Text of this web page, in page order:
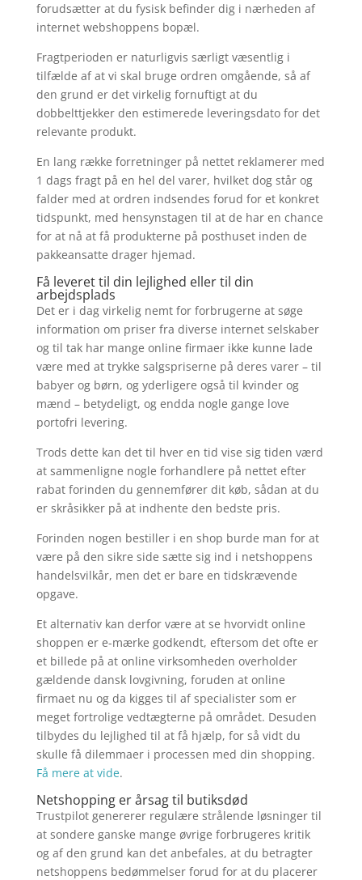
forudsætter at du fysisk befinder dig i nærheden af
internet webshoppens bopæl.
Fragtperioden er naturligvis særligt væsentlig i
tilfælde af at vi skal bruge ordren omgående, så af
den grund er det virkelig fornuftigt at du
dobbelttjekker den estimerede leveringsdato for det
relevante produkt.
En lang række forretninger på nettet reklamerer med
1 dags fragt på en hel del varer, hvilket dog står og
falder med at ordren indsendes forud for et konkret
tidspunkt, med hensynstagen til at de har en chance
for at nå at få produkterne på posthuset inden de
pakkeansatte drager hjemad.
Få leveret til din lejlighed eller til din
arbejdsplads
Det er i dag virkelig nemt for forbrugerne at søge
information om priser fra diverse internet selskaber
og til tak har mange online firmaer ikke kunne lade
være med at trykke salgspriserne på deres varer – til
babyer og børn, og yderligere også til kvinder og
mænd – betydeligt, og endda nogle gange love
portofri levering.
Trods dette kan det til hver en tid vise sig tiden værd
at sammenligne nogle forhandlere på nettet efter
rabat forinden du gennemfører dit køb, sådan at du
er skråsikker på at indhente den bedste pris.
Forinden nogen bestiller i en shop burde man for at
være på den sikre side sætte sig ind i netshoppens
handelsvilkår, men det er bare en tidskrævende
opgave.
Et alternativ kan derfor være at se hvorvidt online
shoppen er e-mærke godkendt, eftersom det ofte er
et billede på at online virksomheden overholder
gældende dansk lovgivning, foruden at online
firmaet nu og da kigges til af specialister som er
meget fortrolige vedtægterne på området. Desuden
tilbydes du lejlighed til at få hjælp, for så vidt du
skulle få dilemmaer i processen med din shopping.
Få mere at vide.
Netshopping er årsag til butiksdød
Trustpilot genererer regulære strålende løsninger til
at sondere ganske mange øvrige forbrugeres kritik
og af den grund kan det anbefales, at du betragter
netshoppens bedømmelser forud for at du placerer